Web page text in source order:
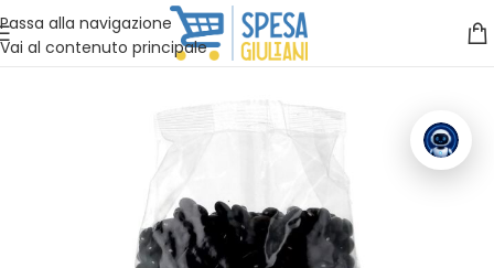
Passa alla navigazione
Vai al contenuto principale
Vuoi assistenza?Clicca qui e ti richiamiamo noi